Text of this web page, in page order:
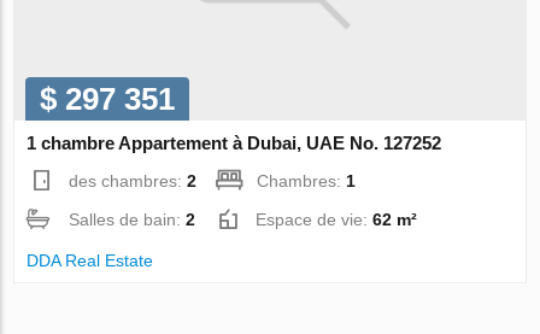
$ 297 351
1 chambre Appartement à Dubai, UAE No. 127252
des chambres:2 Chambres: 1
Salles de bain:2 Espace de vie:62 m²
DDA Real Estate